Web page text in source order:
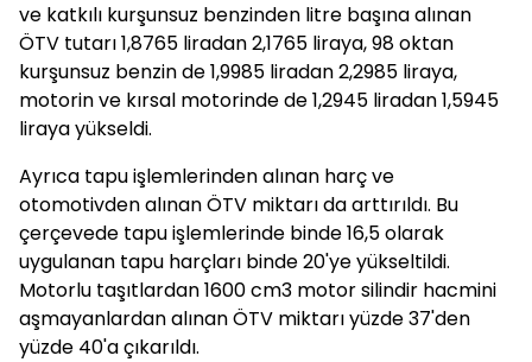
ve katkılı kurşunsuz benzinden litre başına alınan
ÖTV tutarı 1,8765 liradan 2,1765 liraya, 98 oktan
kurşunsuz benzin de 1,9985 liradan 2,2985 liraya,
motorin ve kırsal motorinde de 1,2945 liradan 1,5945
liraya yükseldi.
Ayrıca tapu işlemlerinden alınan harç ve
otomotivden alınan ÖTV miktarı da arttırıldı. Bu
çerçevede tapu işlemlerinde binde 16,5 olarak
uygulanan tapu harçları binde 20'ye yükseltildi.
Motorlu taşıtlardan 1600 cm3 motor silindir hacmini
aşmayanlardan alınan ÖTV miktarı yüzde 37'den
yüzde 40'a çıkarıldı.